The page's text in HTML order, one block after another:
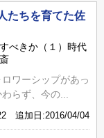
たちを育てた佐
べきか（１）時代
ワーシップがあっ
らず、今の...
追加日:2016/04/04